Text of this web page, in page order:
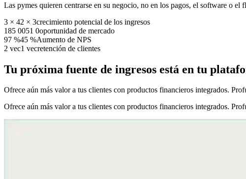
Las pymes quieren centrarse en su negocio, no en los pagos, el software o
3 × 42 × 3crecimiento potencial de los ingresos
185 0051 0oportunidad de mercado
97 %45 %Aumento de NPS
2 vec1 vecretención de clientes
Tu próxima fuente de ingresos está en tu
Ofrece aún más valor a tus clientes con productos financieros integrados.
Ofrece aún más valor a tus clientes con productos financieros integrados.